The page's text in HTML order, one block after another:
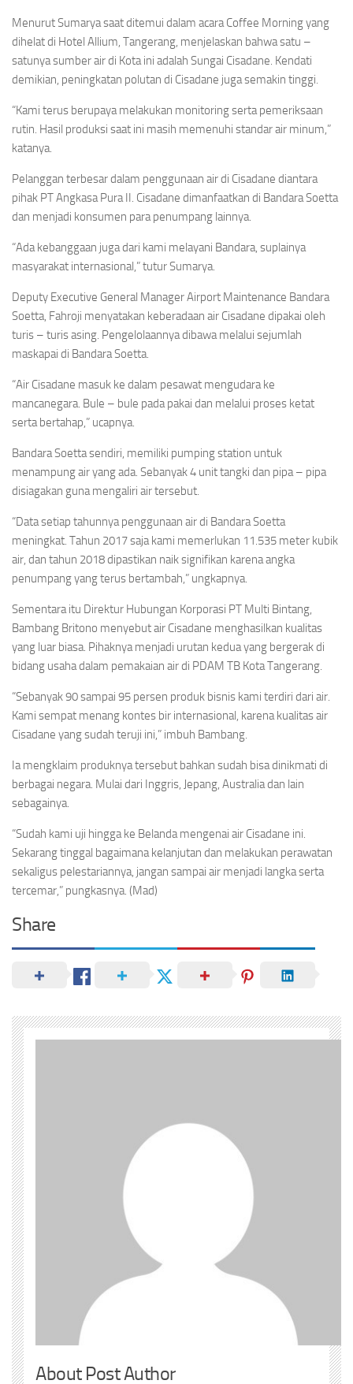
Menurut Sumarya saat ditemui dalam acara Coffee Morning yang
dihelat di Hotel Allium, Tangerang, menjelaskan bahwa satu –
satunya sumber air di Kota ini adalah Sungai Cisadane. Kendati
demikian, peningkatan polutan di Cisadane juga semakin tinggi.
“Kami terus berupaya melakukan monitoring serta pemeriksaan
rutin. Hasil produksi saat ini masih memenuhi standar air minum,”
katanya.
Pelanggan terbesar dalam penggunaan air di Cisadane diantara
pihak PT Angkasa Pura II. Cisadane dimanfaatkan di Bandara Soetta
dan menjadi konsumen para penumpang lainnya.
“Ada kebanggaan juga dari kami melayani Bandara, suplainya
masyarakat internasional,” tutur Sumarya.
Deputy Executive General Manager Airport Maintenance Bandara
Soetta, Fahroji menyatakan keberadaan air Cisadane dipakai oleh
turis – turis asing. Pengelolaannya dibawa melalui sejumlah
maskapai di Bandara Soetta.
“Air Cisadane masuk ke dalam pesawat mengudara ke
mancanegara. Bule – bule pada pakai dan melalui proses ketat
serta bertahap,” ucapnya.
Bandara Soetta sendiri, memiliki pumping station untuk
menampung air yang ada. Sebanyak 4 unit tangki dan pipa – pipa
disiagakan guna mengaliri air tersebut.
“Data setiap tahunnya penggunaan air di Bandara Soetta
meningkat. Tahun 2017 saja kami memerlukan 11.535 meter kubik
air, dan tahun 2018 dipastikan naik signifikan karena angka
penumpang yang terus bertambah,” ungkapnya.
Sementara itu Direktur Hubungan Korporasi PT Multi Bintang,
Bambang Britono menyebut air Cisadane menghasilkan kualitas
yang luar biasa. Pihaknya menjadi urutan kedua yang bergerak di
bidang usaha dalam pemakaian air di PDAM TB Kota Tangerang.
“Sebanyak 90 sampai 95 persen produk bisnis kami terdiri dari air.
Kami sempat menang kontes bir internasional, karena kualitas air
Cisadane yang sudah teruji ini,” imbuh Bambang.
Ia mengklaim produknya tersebut bahkan sudah bisa dinikmati di
berbagai negara. Mulai dari Inggris, Jepang, Australia dan lain
sebagainya.
“Sudah kami uji hingga ke Belanda mengenai air Cisadane ini.
Sekarang tinggal bagaimana kelanjutan dan melakukan perawatan
sekaligus pelestariannya, jangan sampai air menjadi langka serta
tercemar,” pungkasnya. (Mad)
Share
About Post Author